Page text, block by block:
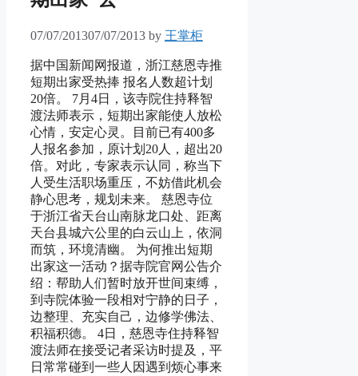
07/07/201307/07/2013 by 王掌柜
据中国新闻网报道，浙江慈恩寺推
短期出家受热捧 报名人数超计划
20倍。 7月4日，该寺院住持释智
渡法师表示，短期出家能使人放松
心情，安定心灵。目前已有400多
人报名参加，原计划20人，超出20
倍。对此，专家表示认同，称当下
人受生活职场重压，不妨借此机会
静心思考，规划未来。 慈恩寺位
于浙江省天台山南脉龙口处、距离
天台县城六公里的白云山上，依洞
而筑，环境清幽。 为何推出短期
出家这一活动？据寺院官网公告介
绍：帮助人们暂时放开世间束缚，
到寺院体验一段相对宁静的日子，
边整理、充实自己，边修学佛法、
积福积德。 4日，慈恩寺住持释智
渡法师在接受记者采访时提及，平
日常常碰到一些人因遇到烦心事来